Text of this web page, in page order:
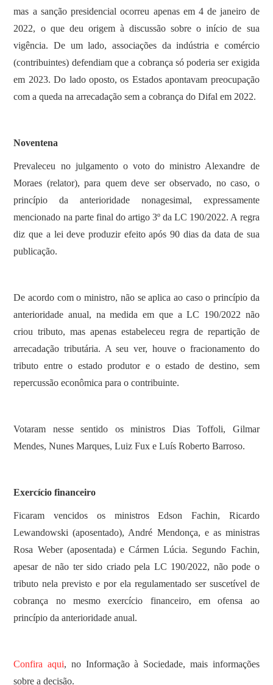
mas a sanção presidencial ocorreu apenas em 4 de janeiro de
2022, o que deu origem à discussão sobre o início de sua
vigência. De um lado, associações da indústria e comércio
(contribuintes) defendiam que a cobrança só poderia ser exigida
em 2023. Do lado oposto, os Estados apontavam preocupação
com a queda na arrecadação sem a cobrança do Difal em 2022.
Noventena
Prevaleceu no julgamento o voto do ministro Alexandre de
Moraes (relator), para quem deve ser observado, no caso, o
princípio da anterioridade nonagesimal, expressamente
mencionado na parte final do artigo 3º da LC 190/2022. A regra
diz que a lei deve produzir efeito após 90 dias da data de sua
publicação.
De acordo com o ministro, não se aplica ao caso o princípio da
anterioridade anual, na medida em que a LC 190/2022 não
criou tributo, mas apenas estabeleceu regra de repartição de
arrecadação tributária. A seu ver, houve o fracionamento do
tributo entre o estado produtor e o estado de destino, sem
repercussão econômica para o contribuinte.
Votaram nesse sentido os ministros Dias Toffoli, Gilmar
Mendes, Nunes Marques, Luiz Fux e Luís Roberto Barroso.
Exercício financeiro
Ficaram vencidos os ministros Edson Fachin, Ricardo
Lewandowski (aposentado), André Mendonça, e as ministras
Rosa Weber (aposentada) e Cármen Lúcia. Segundo Fachin,
apesar de não ter sido criado pela LC 190/2022, não pode o
tributo nela previsto e por ela regulamentado ser suscetível de
cobrança no mesmo exercício financeiro, em ofensa ao
princípio da anterioridade anual.
Confira aqui, no Informação à Sociedade, mais informações
sobre a decisão.